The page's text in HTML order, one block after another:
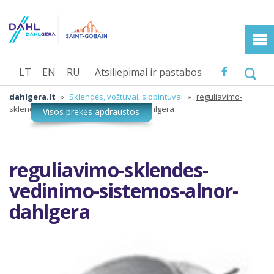
Atsiliepimai ir pastabos
LT EN RU
dahlgera.lt » Sklendės, vožtuvai, slopintuvai » reguliavimo-
sklendes-vedinimo-sistemos-alnor-dahlgera
reguliavimo-sklendes-
vedinimo-sistemos-alnor-
dahlgera